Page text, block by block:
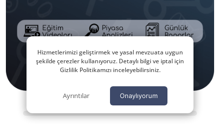
Hizmetlerimizi geliştirmek ve yasal mevzuata uygun
şekilde çerezler kullanıyoruz. Detaylı bilgi ve iptal için
Gizlilik Politikamızı inceleyebilirsiniz.
Ayrıntılar Onaylıyorum